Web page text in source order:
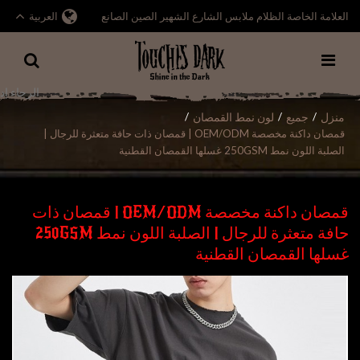
العلامة الخاصة الظلام ملابس الشارع الشهير الصين الصانع العربية
منزل / جميع / لون نمط القمصان /
قمصان داكنة مخصصة OEM/ODM | قمصان ذات حافة متعثرة للرجال |
الصلبة اللون نمط 250GSM غسلها القمصان القطنية
قمصان داكنة مخصصة OEM/ODM | قمصان ذات
حافة متعثرة للرجال | الصلبة اللون نمط 250GSM
غسلها القمصان القطنية